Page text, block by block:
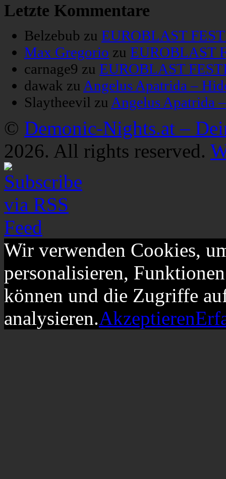
Letzte Kommentare
Belzebub zu EUROBLAST
Max Gregorio zu EUROBLAST
carnage9 zu EUROBLAST
dawak zu Angelus Apatrida –
Slaytheevil zu Angelus Apatrida
© Demonic-Nights.at –
2026. All rights reserved.
Wir verwenden Cookies,
personalisieren,
können und die Zugriffe
analysieren.Akzeptieren